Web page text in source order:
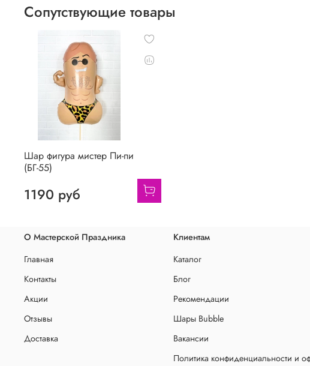
Сопутствующие товары
Шар фигура мистер Пи-пи
(БГ-55)
1190 руб
О Мастерской Праздника
Главная
Контакты
Акции
Отзывы
Доставка
Клиентам
Каталог
Блог
Рекомендации
Шары Bubble
Вакансии
Политика конфиденциальности и